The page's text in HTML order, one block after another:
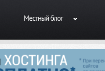
Местный блог